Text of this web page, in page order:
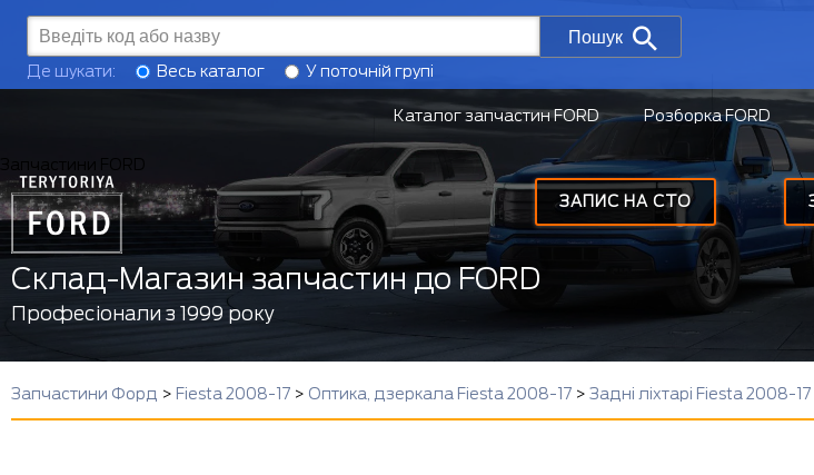
ЗАПИС НА СТО
Пошук
Де шукати: Весь каталог У поточній групі
Каталог запчастин FORD Розборка FORD
Склад-Магазин запчастин до FORD
Професіонали з 1999 року
Запчастини Форд > Fiesta 2008-17 > Оптика, дзеркала Fiesta 2008-17 > Задні ліхтарі Fiesta 2008-17